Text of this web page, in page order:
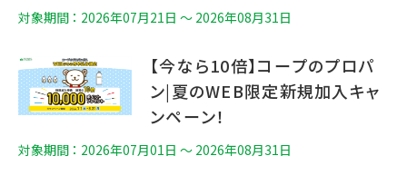
対象期間 ： 2026年07月21日 〜 2026年08月31日
【今なら10倍】コープのプロパ
ン|夏のWEB限定新規加入キャ
ンペーン！
対象期間 ： 2026年07月01日 〜 2026年08月31日